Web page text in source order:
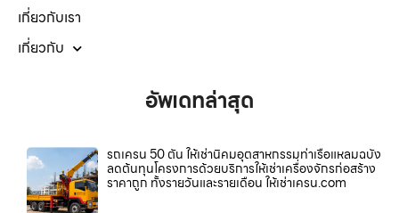
เกี่ยวกับเรา
เกี่ยวกับ
อัพเดทล่าสุด
รถเครน 50 ตัน ให้เช่านิคมอุตสาหกรรมท่าเรือแหลมฉบัง
ลดต้นทุนโครงการด้วยบริการให้เช่าเครื่องจักรก่อสร้าง
ราคาถูก ทั้งรายวันและรายเดือน ให้เช่าเครน.com